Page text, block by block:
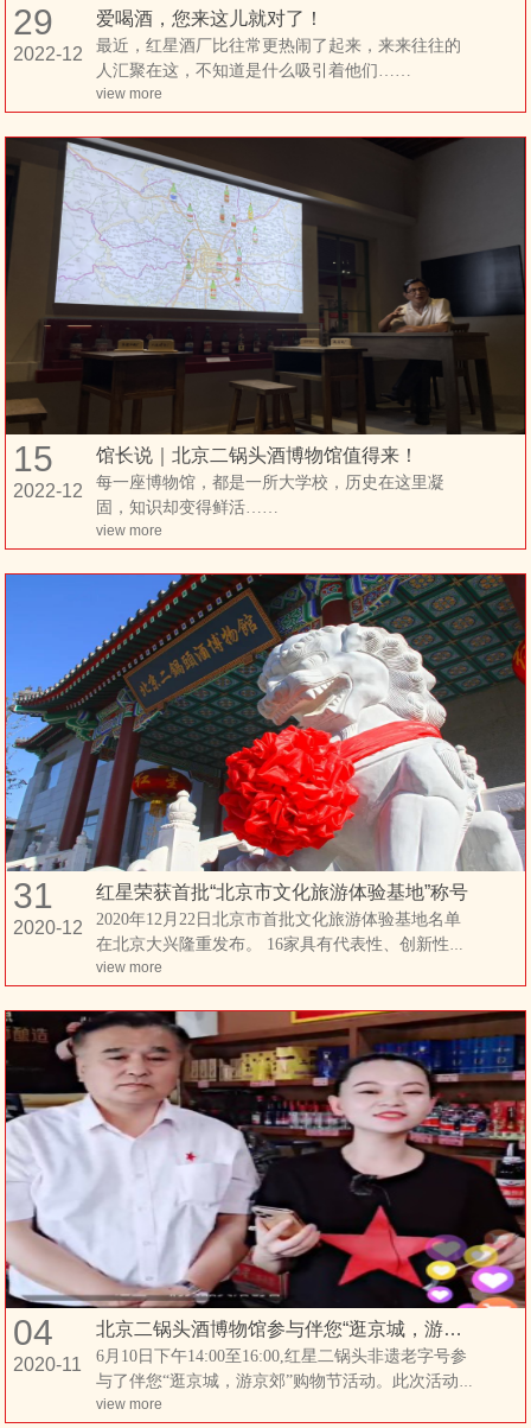
29
2022-12
爱喝酒，您来这儿就对了！
最近，红星酒厂比往常更热闹了起来，来来往往的
人汇聚在这，不知道是什么吸引着他们……
view more
15
2022-12
馆长说｜北京二锅头酒博物馆值得来！
每一座博物馆，都是一所大学校，历史在这里凝
固，知识却变得鲜活……
view more
31
2020-12
红星荣获首批“北京市文化旅游体验基地”称号
2020年12月22日北京市首批文化旅游体验基地名单
在北京大兴隆重发布。 16家具有代表性、创新性和
市场号召力的申报项目获得了北京市首批文化旅游
锅头酒非遗文化体验基地”榜上有名，是白酒行业中
唯一获此殊荣的企业。
view more
04
2020-11
北京二锅头酒博物馆参与伴您“逛京城，游京郊”购物节活动
6月10日下午14:00至16:00,红星二锅头非遗老字号参
与了伴您“逛京城，游京郊”购物节活动。此次活动，
进行两小时的直播。本次直播是由北京非遗中心联
view more